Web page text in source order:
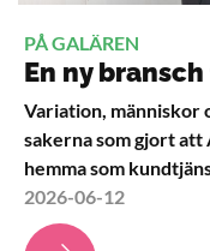
PÅ GALÄREN
En ny
Variation, människor
sakerna som gjort att
hemma som
2026-06-12